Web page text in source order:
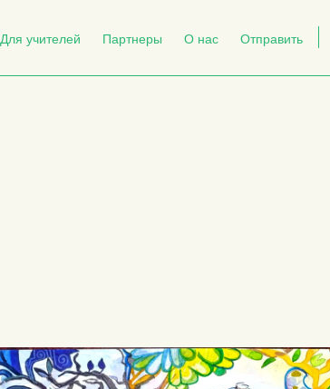
Для учителей Партнеры О нас Отправить